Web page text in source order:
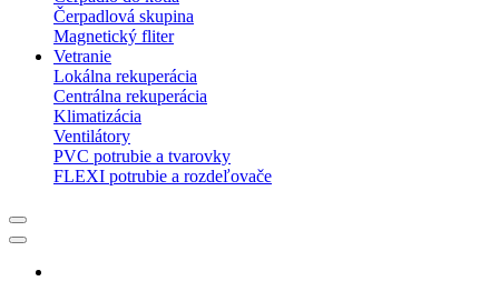
Čerpadlová skupina
Magnetický fliter
Vetranie
Lokálna rekuperácia
Centrálna rekuperácia
Klimatizácia
Ventilátory
PVC potrubie a tvarovky
FLEXI potrubie a rozdeľovače